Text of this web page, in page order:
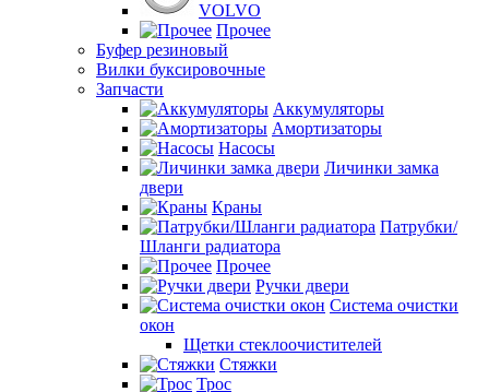
VOLVO
Прочее
Буфер резиновый
Вилки буксировочные
Запчасти
Аккумуляторы
Амортизаторы
Насосы
Личинки замка
двери
Краны
Патрубки/
Шланги радиатора
Прочее
Ручки двери
Система очистки
окон
Щетки стеклоочистителей
Стяжки
Трос